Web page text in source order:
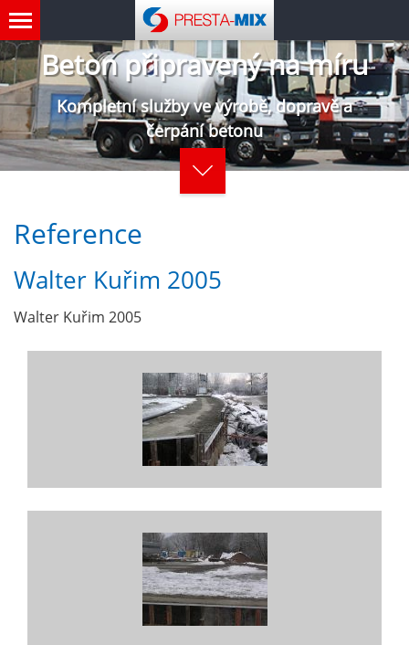
Beton připravený na míru
Kompletní služby ve výrobě, dopravě a
čerpání betonu
Reference
Walter Kuřim 2005
Walter Kuřim 2005